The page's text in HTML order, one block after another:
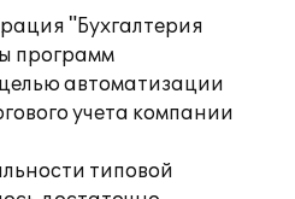
"Бухгалтерия
программ
автоматизации
учета компании
типовой